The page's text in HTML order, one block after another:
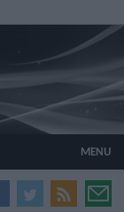
MENU